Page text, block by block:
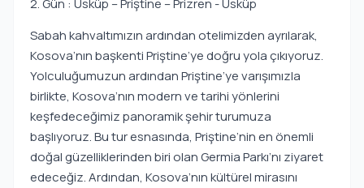
2. Gün : Üsküp – Priştine – Prizren - Üsküp
Sabah kahvaltımızın ardından otelimizden ayrılarak,
Kosova’nın başkenti Priştine’ye doğru yola çıkıyoruz.
Yolculuğumuzun ardından Priştine’ye varışımızla
birlikte, Kosova’nın modern ve tarihi yönlerini
keşfedeceğimiz panoramik şehir turumuza
başlıyoruz. Bu tur esnasında, Priştine’nin en önemli
doğal güzelliklerinden biri olan Germia Parkı’nı ziyaret
edeceğiz. Ardından, Kosova’nın kültürel mirasını